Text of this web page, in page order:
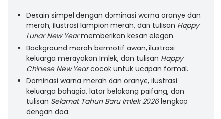
Desain simpel dengan dominasi warna oranye dan
merah, ilustrasi lampion merah, dan tulisan Happy
Lunar New Yearmemberikan kesan elegan.
Background merah bermotif awan, ilustrasi
keluarga merayakan Imlek, dan tulisan Happy
Chinese New Yearcocok untuk ucapan formal.
Dominasi warna merah dan oranye, ilustrasi
keluarga bahagia, latar belakang paifang, dan
tulisan Selamat Tahun Baru Imlek 2026lengkap
dengan doa.